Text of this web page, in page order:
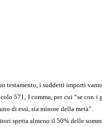
un testamento, i suddetti importi
571, I comma, per cui “se con
di essi, sia minore della metà”.
spetta almeno il 50% delle